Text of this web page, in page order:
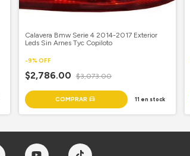
Calavera Bmw Serie 4 2014-2017 Exterior
Leds Sin Arnes Tyc Copiloto
-9% OFF
$2,786.00 $3,073.00
11 en stock